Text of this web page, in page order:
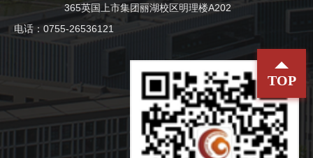
365英国上市集团丽湖校区明理楼A202
电话：0755-26536121
TOP